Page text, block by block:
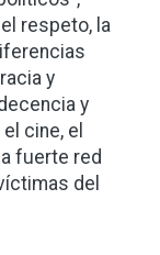
respeto, la
y
y
cine, el
fuerte red
del